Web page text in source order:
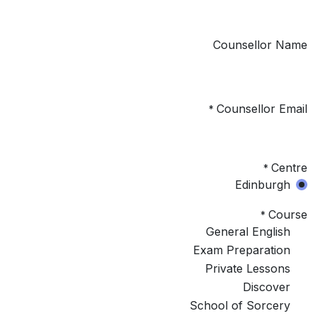
Counsellor Name
Counsellor Email
*
Centre
*
Edinburgh
Course
*
General English
Exam Preparation
Private Lessons
Discover
School of Sorcery